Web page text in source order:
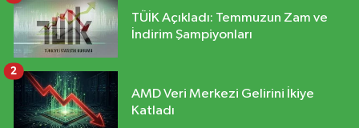
TÜİK Açıkladı: Temmuzun Zam ve
İndirim Şampiyonları
AMD Veri Merkezi Gelirini İkiye
Katladı
2